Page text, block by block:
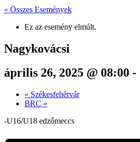
« Összes Események
Ez az esemény elmúlt.
Nagykovácsi
április 26, 2025 @ 08:00 -
« Székesfehérvár
BRC »
-U16/U18 edzőmeccs